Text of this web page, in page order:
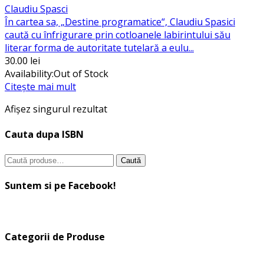
Claudiu Spasci
În cartea sa, „Destine programatice“, Claudiu Spasici
caută cu înfrigurare prin cotloanele labirintului său
literar forma de autoritate tutelară a eulu...
30.00 lei
Availability:Out of Stock
Citește mai mult
Afișez singurul rezultat
Cauta dupa ISBN
Caută
Caută
Suntem si pe Facebook!
Categorii de Produse